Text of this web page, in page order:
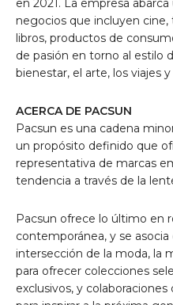
en 2021. La empresa
negocios que incluyen cine,
libros, productos de
de pasión en torno al estilo
bienestar, el arte, los viajes y
ACERCA DE PACSUN
Pacsun es una cadena
un propósito definido que
representativa de marcas
tendencia a través de la
Pacsun ofrece lo último en
contemporánea, y se
intersección de la moda, la
para ofrecer colecciones
exclusivos, y